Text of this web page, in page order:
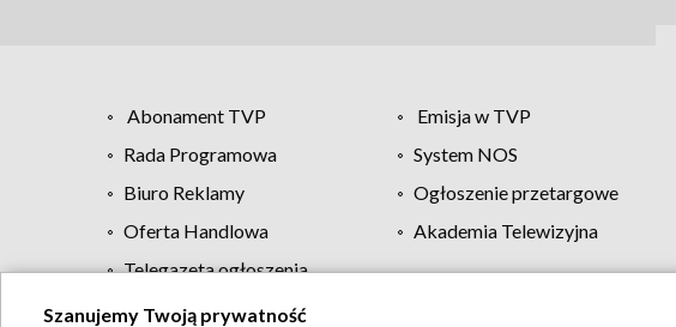
Abonament TVP Emisja w TVP
Rada Programowa
System NOS
Biuro Reklamy
Ogłoszenie przetargowe
Oferta Handlowa
Akademia Telewizyjna
Telegazeta ogłoszenia
Szanujemy Twoją prywatność